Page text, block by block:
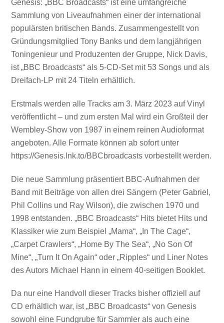
Genesis: „BBC Broadcasts“ ist eine umfangreiche
Sammlung von Liveaufnahmen einer der international
populärsten britischen Bands. Zusammengestellt von
Gründungsmitglied Tony Banks und dem langjährigen
Toningenieur und Produzenten der Gruppe, Nick Davis,
ist „BBC Broadcasts“ als 5-CD-Set mit 53 Songs und als
Dreifach-LP mit 24 Titeln erhältlich.
Erstmals werden alle Tracks am 3. März 2023 auf Vinyl
veröffentlicht – und zum ersten Mal wird ein Großteil der
Wembley-Show von 1987 in einem reinen Audioformat
angeboten. Alle Formate können ab sofort unter
https://Genesis.lnk.to/BBCbroadcasts vorbestellt werden.
Die neue Sammlung präsentiert BBC-Aufnahmen der
Band mit Beiträge von allen drei Sängern (Peter Gabriel,
Phil Collins und Ray Wilson), die zwischen 1970 und
1998 entstanden. „BBC Broadcasts“ Hits bietet Hits und
Klassiker wie zum Beispiel „Mama“, „In The Cage“,
„Carpet Crawlers“, „Home By The Sea“, „No Son Of
Mine“, „Turn It On Again“ oder „Ripples“ und Liner Notes
des Autors Michael Hann in einem 40-seitigen Booklet.
Da nur eine Handvoll dieser Tracks bisher offiziell auf
CD erhältlich war, ist „BBC Broadcasts“ von Genesis
sowohl eine Fundgrube für Sammler als auch eine